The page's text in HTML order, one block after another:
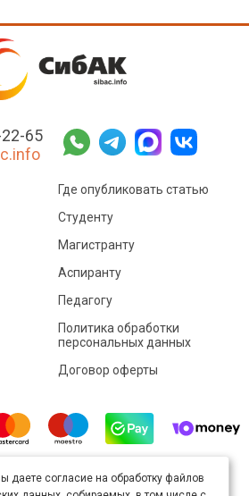
65
Где опубликовать статью
Студенту
Магистранту
Аспиранту
Педагогу
Политика обработки
персональных данных
Договор оферты
доступно полицензии Creative
даете согласие на обработку файлов